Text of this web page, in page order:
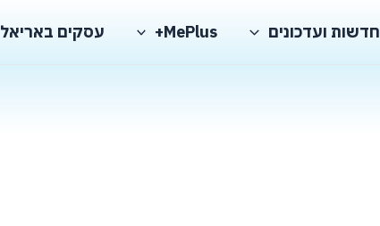
חדשות ועדכונים MePlus+ עסקים באריאל